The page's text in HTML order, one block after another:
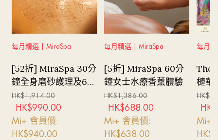
每月精選 | MiraSpa
[52折] MiraSpa 30分
鐘全身磨砂護理及60
分鐘瑞典式全身按摩
(女士專屬)
HK$1,914.00
HK$990.00
Mi+ 會員價:
HK$940.00
每月精選 | MiraSpa
[5折] MiraSpa 60分
鐘女士水療香薰體驗
HK$1,386.00
HK$688.00
Mi+ 會員價:
HK$638.00
每月
The
槤華
23至
9日
HK$
HK$
Mi+
HK$